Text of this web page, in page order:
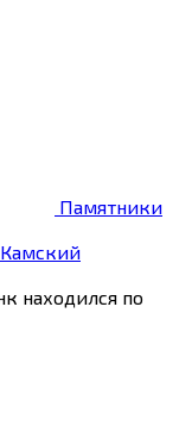
Памятники
находился по